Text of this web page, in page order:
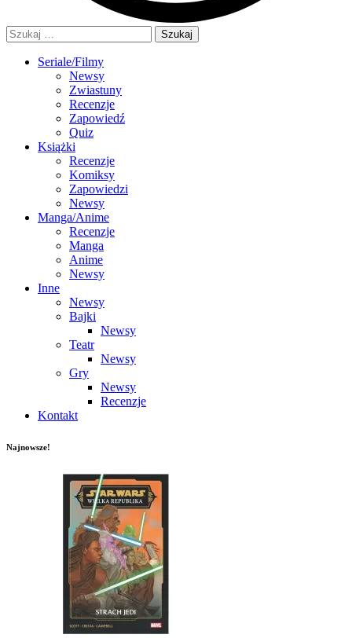
Szukaj:
Seriale/Filmy
Newsy
Zwiastuny
Recenzje
Zapowiedź
Quiz
Książki
Recenzje
Komiksy
Zapowiedzi
Newsy
Manga/Anime
Recenzje
Manga
Anime
Newsy
Inne
Newsy
Bajki
Newsy
Teatr
Newsy
Gry
Newsy
Recenzje
Kontakt
Najnowsze!